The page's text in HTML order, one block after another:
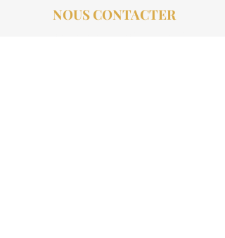
NOUS CONTACTER